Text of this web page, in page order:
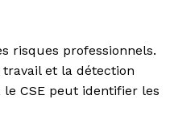
risques professionnels.
et la détection
CSE peut identifier les